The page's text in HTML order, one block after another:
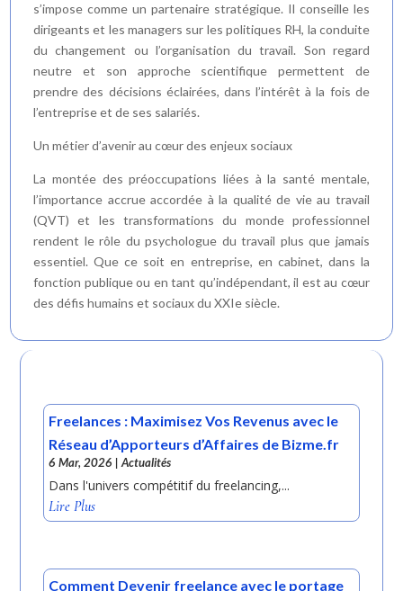
s’impose comme un partenaire stratégique. Il conseille les
dirigeants et les managers sur les politiques RH, la conduite
du changement ou l’organisation du travail. Son regard
neutre et son approche scientifique permettent de
prendre des décisions éclairées, dans l’intérêt à la fois de
l’entreprise et de ses salariés.
Un métier d’avenir au cœur des enjeux sociaux
La montée des préoccupations liées à la santé mentale,
l’importance accrue accordée à la qualité de vie au travail
(QVT) et les transformations du monde professionnel
rendent le rôle du psychologue du travail plus que jamais
essentiel. Que ce soit en entreprise, en cabinet, dans la
fonction publique ou en tant qu’indépendant, il est au cœur
des défis humains et sociaux du XXIe siècle.
Freelances : Maximisez Vos Revenus avec le
Réseau d’Apporteurs d’Affaires de Bizme.fr
6 Mar, 2026 |Actualités
Dans l'univers compétitif du freelancing,...
Lire Plus
Comment Devenir freelance avec le portage